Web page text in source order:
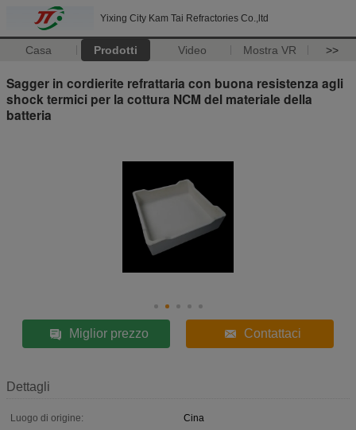
Yixing City Kam Tai Refractories Co.,ltd
Casa Prodotti Video Mostra VR >>
Sagger in cordierite refrattaria con buona resistenza agli
shock termici per la cottura NCM del materiale della
batteria
Miglior prezzo Contattaci
Dettagli
Luogo di origine:
Cina